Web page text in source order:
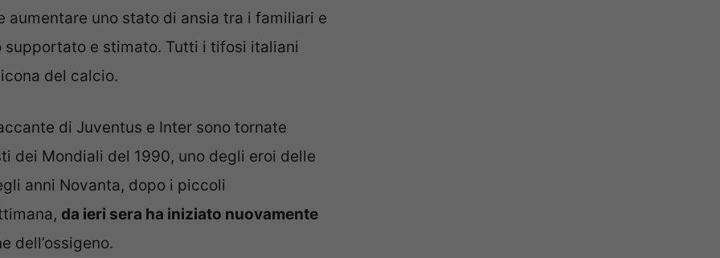
aumentare uno stato di ansia tra i familiari e
e stimato. Tutti i tifosi italiani
del calcio.
di Juventus e Inter sono tornate
dei Mondiali del 1990, uno degli eroi delle
anni Novanta, dopo i piccoli
da ieri sera ha iniziato nuovamente
dell’ossigeno.